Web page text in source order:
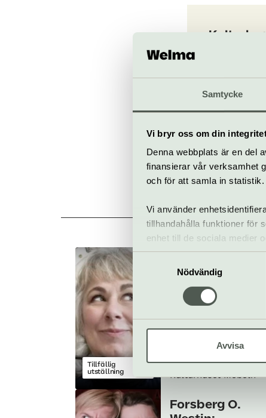
Samtycke
Vi bryr oss om din
Denna webbplats är en del
finansierar vår verksamhet
och för att samla in
Vi använder
tillhandahålla funktioner för
enhet till de sociala medier
informationen med annan
Samtyckesval
Nödvändig
Avvisa
Köp
Tillfällig
utställning
Wollter
Pågår till 15 augusti
Kulturhuset Möbeln
Forsberg O.